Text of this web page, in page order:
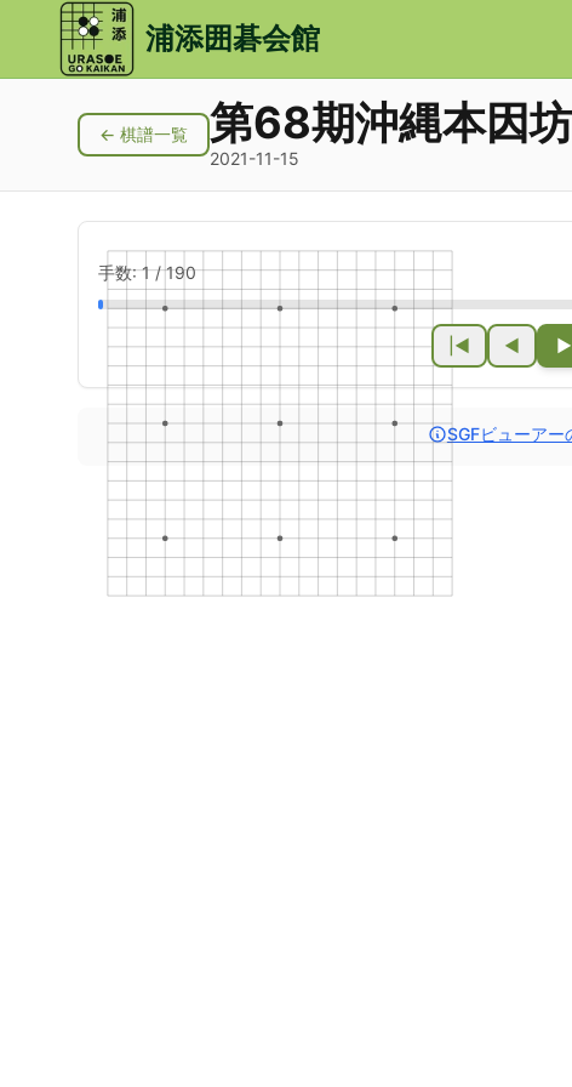
メインコンテンツにスキップ
浦添囲碁会館
← 棋譜一覧 第68期沖縄本因
2021-11-15
手数:1/190
|◀ ◀ ▶
SGFビューアー